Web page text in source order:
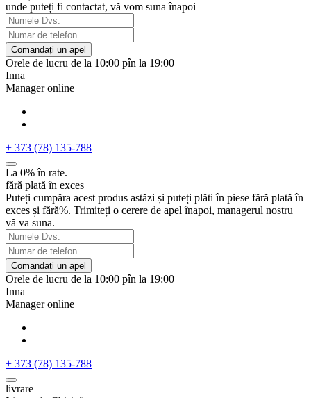
unde puteți fi contactat, vă vom suna înapoi
Comandați un apel
Orele de lucru de la 10:00 pîn la 19:00
Inna
Manager online
+ 373 (78) 135-788
La 0% în rate.
fără plată în exces
Puteți cumpăra acest produs astăzi și puteți plăti în piese fără plată în
exces și fără%. Trimiteți o cerere de apel înapoi, managerul nostru
vă va suna.
Comandați un apel
Orele de lucru de la 10:00 pîn la 19:00
Inna
Manager online
+ 373 (78) 135-788
livrare